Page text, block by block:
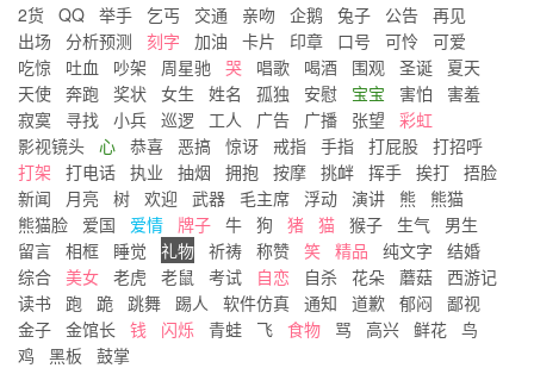
2货 QQ 举手 乞丐 交通 亲吻 企鹅 兔子 公告 再见
出场
分析预测 刻字 加油 卡片 印章 口号 可怜
可爱
吃惊
吐血 吵架 周星驰 哭 唱歌 喝酒 围观 圣诞
夏天
天使 奔跑 奖状 女生 姓名 孤独 安慰 宝宝 害怕
害羞
寂寞
寻找 小兵 巡逻 工人 广告 广播 张望
彩虹
影视镜头 心 恭喜 恶搞 惊讶 戒指 手指 打屁股 打招呼
打架
打电话 执业 抽烟 拥抱 按摩 挑衅 挥手 挨打 捂脸
新闻
月亮 树 欢迎 武器 毛主席 浮动 演讲 熊
熊猫
熊猫脸
爱国 爱情 牌子 牛 狗 猪 猫 猴子 生气
男生
留言 相框 睡觉 礼物 祈祷 称赞 笑 精品 纯文字
结婚
综合 美女 老虎 老鼠 考试 自恋 自杀 花朵 蘑菇 西游记
读书
跑 跪 跳舞 踢人 软件仿真 通知 道歉 郁闷
鄙视
金子 金馆长 钱 闪烁 青蛙 飞 食物 骂 高兴 鲜花 鸟
鸡
黑板 鼓掌